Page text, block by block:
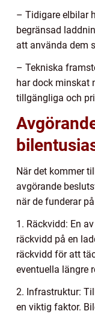
– Tidigare elbilar
begränsad
att använda dem
– Tekniska
har dock minskat
tillgängliga och
När det kommer
avgörande
när de funderar
1. Räckvidd: En
räckvidd på en
räckvidd för att
eventuella längre
2. Infrastruktur:
en viktig faktor.